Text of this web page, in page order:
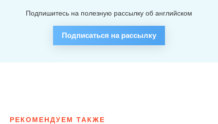
Подпишитесь на полезную рассылку об английском
Подписаться на рассылку
РЕКОМЕНДУЕМ ТАКЖЕ